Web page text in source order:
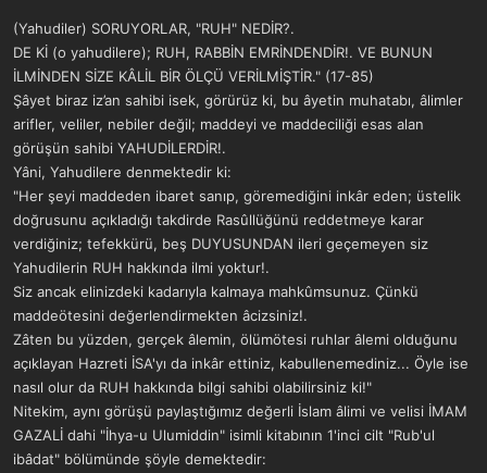
(Yahudiler) SORUYORLAR, "RUH" NEDİR?.
DE Kİ (o yahudilere); RUH, RABBİN EMRİNDENDİR!. VE BUNUN
İLMİNDEN SİZE KÂLİL BİR ÖLÇÜ VERİLMİŞTİR." (17-85)
Şâyet biraz iz’an sahibi isek, görürüz ki, bu âyetin muhatabı, âlimler
arifler, veliler, nebiler değil; maddeyi ve maddeciliği esas alan
görüşün sahibi YAHUDİLERDİR!.
Yâni, Yahudilere denmektedir ki:
"Her şeyi maddeden ibaret sanıp, göremediğini inkâr eden; üstelik
doğrusunu açıkladığı takdirde Rasûllüğünü reddetmeye karar
verdiğiniz; tefekkürü, beş DUYUSUNDAN ileri geçemeyen siz
Yahudilerin RUH hakkında ilmi yoktur!.
Siz ancak elinizdeki kadarıyla kalmaya mahkûmsunuz. Çünkü
maddeötesini değerlendirmekten âcizsiniz!.
Zâten bu yüzden, gerçek âlemin, ölümötesi ruhlar âlemi olduğunu
açıklayan Hazreti İSA'yı da inkâr ettiniz, kabullenemediniz... Öyle ise
nasıl olur da RUH hakkında bilgi sahibi olabilirsiniz ki!"
Nitekim, aynı görüşü paylaştığımız değerli İslam âlimi ve velisi İMAM
GAZALİ dahi "İhya-u Ulumiddin" isimli kitabının 1'inci cilt "Rub'ul
ibâdat" bölümünde şöyle demektedir: